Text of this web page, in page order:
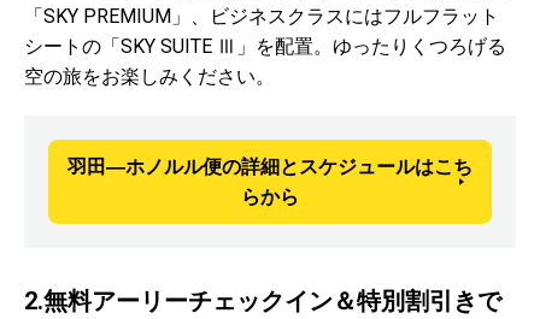
「SKY PREMIUM」、ビジネスクラスにはフルフラット
シートの「SKY SUITE Ⅲ」を配置。ゆったりくつろげる
空の旅をお楽しみください。
羽田―ホノルル便の詳細とスケジュールはこち
らから
2.無料アーリーチェックイン＆特別割引きで